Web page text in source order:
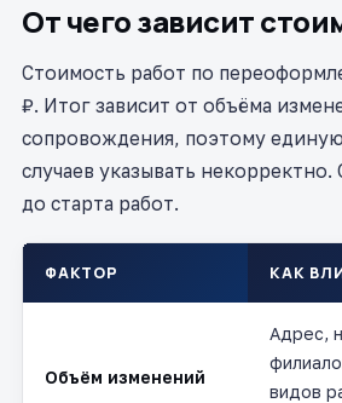
От чего зависит
Стоимость работ по
₽. Итог зависит от объёма
сопровождения, поэтому
случаев указывать
до старта работ.
ФАКТОР КАК
Объём изменений
Адрес,
видов